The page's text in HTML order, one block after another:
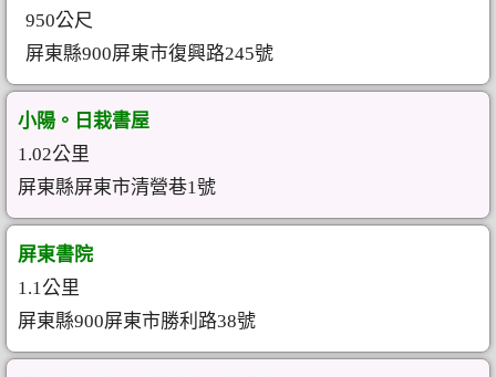
950公尺
屏東縣900屏東市復興路245號
小陽。日栽書屋
1.02公里
屏東縣屏東市清營巷1號
屏東書院
1.1公里
屏東縣900屏東市勝利路38號